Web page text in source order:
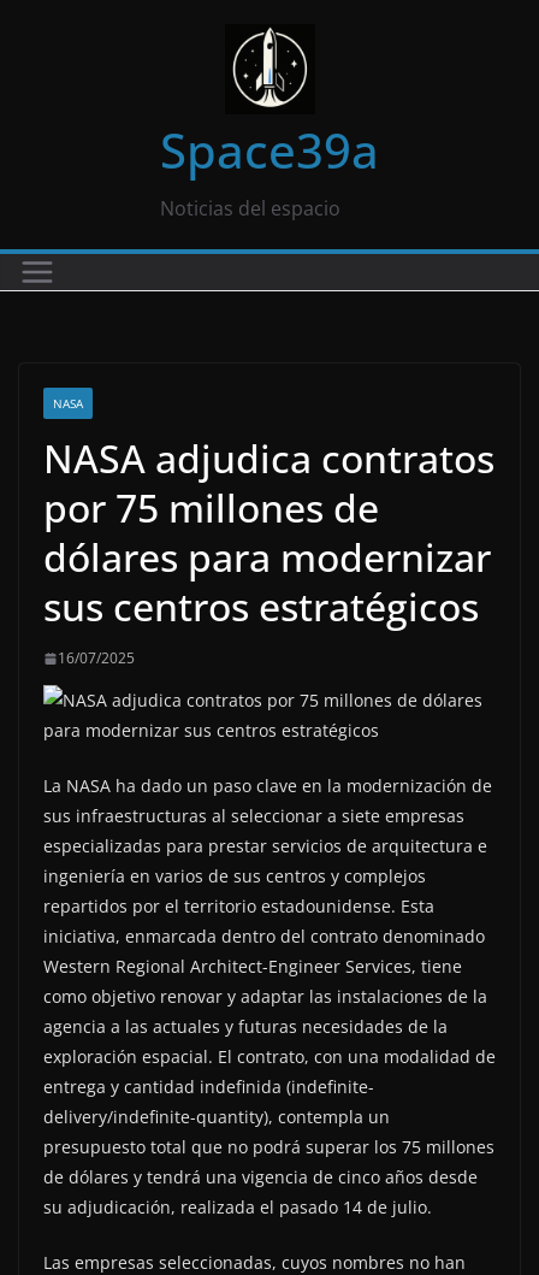
Space39a
Noticias del espacio
NASA
NASA adjudica contratos
por 75 millones de
dólares para modernizar
sus centros estratégicos
16/07/2025
La NASA ha dado un paso clave en la modernización de
sus infraestructuras al seleccionar a siete empresas
especializadas para prestar servicios de arquitectura e
ingeniería en varios de sus centros y complejos
repartidos por el territorio estadounidense. Esta
iniciativa, enmarcada dentro del contrato denominado
Western Regional Architect-Engineer Services, tiene
como objetivo renovar y adaptar las instalaciones de la
agencia a las actuales y futuras necesidades de la
exploración espacial. El contrato, con una modalidad de
entrega y cantidad indefinida (indefinite-
delivery/indefinite-quantity), contempla un
presupuesto total que no podrá superar los 75 millones
de dólares y tendrá una vigencia de cinco años desde
su adjudicación, realizada el pasado 14 de julio.
Las empresas seleccionadas, cuyos nombres no han